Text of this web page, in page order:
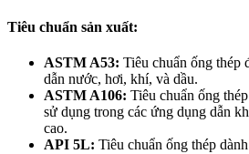
Tiêu chuẩn sản xuất:
ASTM A53: Tiêu chuẩn ống thép
dẫn nước, hơi, khí, và dầu.
ASTM A106: Tiêu chuẩn ống
sử dụng trong các ứng dụng dẫn
cao.
API 5L: Tiêu chuẩn ống thép